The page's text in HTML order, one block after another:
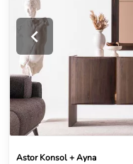
Astor Konsol + Ayna